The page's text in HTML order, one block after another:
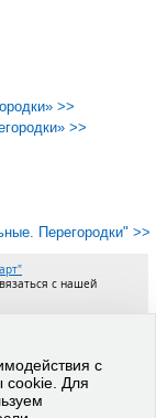
>>
>>
Перегородки" >>
с нашей
с
cookie. Для